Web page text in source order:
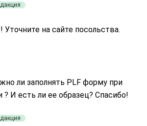
на сайте посольства.
ли заполнять PLF форму при
? И есть ли ее образец? Спасибо!